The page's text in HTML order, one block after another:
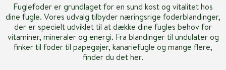
Fuglefoder er grundlaget for en sund kost og vitalitet hos
dine fugle. Vores udvalg tilbyder næringsrige foderblandinger,
der er specielt udviklet til at dække dine fugles behov for
vitaminer, mineraler og energi. Fra blandinger til undulater og
finker til foder til papegøjer, kanariefugle og mange flere,
finder du det her.